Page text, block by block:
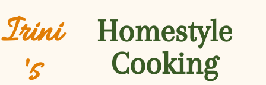
Irini
's
Homestyle
Cooking